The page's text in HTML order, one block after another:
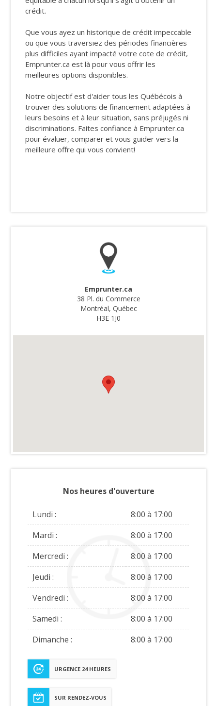
crédit.
Que vous ayez un historique de crédit impeccable
ou que vous traversiez des périodes financières
plus difficiles ayant impacté votre cote de crédit,
Emprunter.ca est là pour vous offrir les
meilleures options disponibles.
Notre objectif est d'aider tous les Québécois à
trouver des solutions de financement adaptées à
leurs besoins et à leur situation, sans préjugés ni
discriminations. Faites confiance à Emprunter.ca
pour évaluer, comparer et vous guider vers la
meilleure offre qui vous convient!
Emprunter.ca
38 Pl. du Commerce
Montréal, Québec
H3E 1J0
Nos heures d'ouverture
Lundi :
8:00 à 17:00
Mardi :
8:00 à 17:00
Mercredi :
8:00 à 17:00
Jeudi :
8:00 à 17:00
Vendredi :
8:00 à 17:00
Samedi :
8:00 à 17:00
Dimanche :
8:00 à 17:00
URGENCE 24 HEURES
SUR RENDEZ-VOUS